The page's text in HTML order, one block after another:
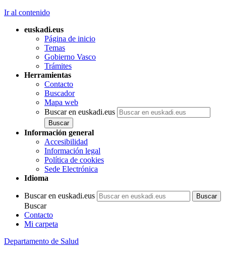
Ir al contenido
euskadi.eus
Página de inicio
Temas
Gobierno Vasco
Trámites
Herramientas
Contacto
Buscador
Mapa web
Buscar en euskadi.eus
Información general
Accesibilidad
Información legal
Política de cookies
Sede Electrónica
Idioma
Buscar en euskadi.eus
Buscar
Contacto
Mi carpeta
Departamento de Salud